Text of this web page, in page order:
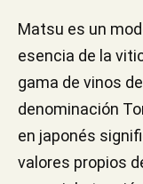
Matsu es un
esencia de la
gama de vinos
denominación
en japonés
valores propios